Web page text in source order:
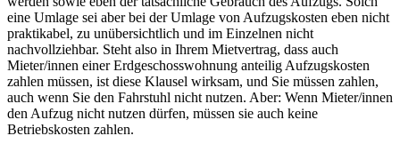
eine Umlage sei aber bei der Umlage von Aufzugskosten eben nicht
praktikabel, zu unübersichtlich und im Einzelnen nicht
nachvollziehbar. Steht also in Ihrem Mietvertrag, dass auch
Mieter/innen einer Erdgeschosswohnung anteilig Aufzugskosten
zahlen müssen, ist diese Klausel wirksam, und Sie müssen zahlen,
auch wenn Sie den Fahrstuhl nicht nutzen. Aber: Wenn Mieter/innen
den Aufzug nicht nutzen dürfen, müssen sie auch keine
Betriebskosten zahlen.